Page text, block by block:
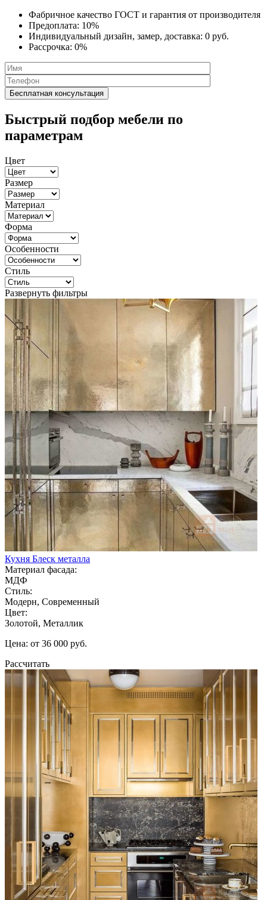
Фабричное качество ГОСТ и гарантия от производителя
Предоплата: 10%
Индивидуальный дизайн, замер, доставка: 0 руб.
Рассрочка: 0%
Быстрый подбор мебели по
параметрам
Цвет
Размер
Материал
Форма
Особенности
Стиль
Развернуть фильтры
Кухня Блеск металла
Материал фасада:
МДФ
Стиль:
Модерн, Современный
Цвет:
Золотой, Металлик
Цена: от 36 000 руб.
Рассчитать